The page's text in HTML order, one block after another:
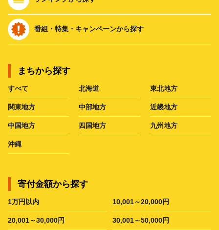
番組・特集・キャンペーンから探す
まちから探す
すべて 北海道 東北地方
関東地方 中部地方 近畿地方
中国地方 四国地方 九州地方
沖縄
寄付金額から探す
1万円以内 10,001～20,000円
20,001～30,000円 30,001～50,000円